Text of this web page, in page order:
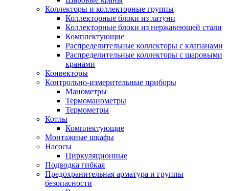
Коллекторы и коллекторные группы
Коллекторные блоки из латуни
Коллекторные блоки из нержавеющей стали
Комплектующие
Распределительные коллекторы с клапанами
Распределительные коллекторы с шаровыми
кранами
Конвекторы
Контрольно-измерительные приборы
Манометры
Термоманометры
Термометры
Котлы
Комплектующие
Монтажные шкафы
Насосы
Циркуляционные
Подводка гибкая
Предохранительная арматура и группы
безопасности